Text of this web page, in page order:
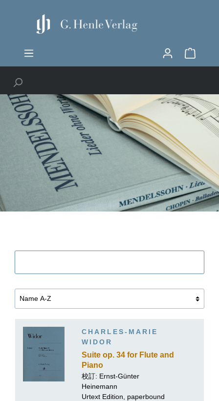
CHARLES-MARIE
WIDOR
Suite op. 34 for Flute and
Piano
校訂: Ernst-Günter
Heinemann
Urtext Edition, paperbound